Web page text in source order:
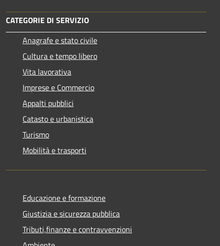
CATEGORIE DI SERVIZIO
Anagrafe e stato civile
Cultura e tempo libero
Vita lavorativa
Imprese e Commercio
Appalti pubblici
Catasto e urbanistica
Turismo
Mobilità e trasporti
Educazione e formazione
Giustizia e sicurezza pubblica
Tributi,finanze e contravvenzioni